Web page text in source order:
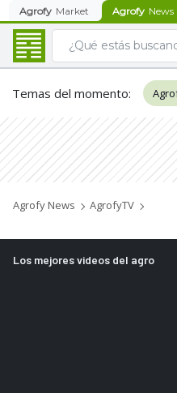
Agrofy Market Agrofy News
Temas del momento:
Agrofy News AgrofyTV
Los mejores videos del agro